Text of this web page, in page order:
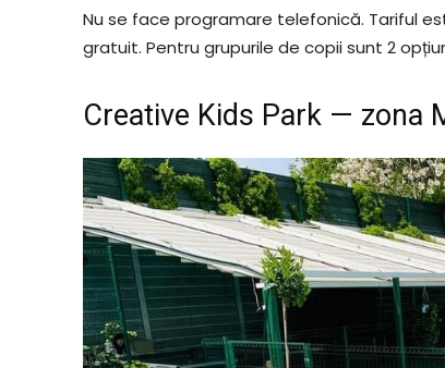
Nu se face programare telefonică. Tariful
gratuit. Pentru grupurile de copii sunt 2
Creative Kids Park — zona